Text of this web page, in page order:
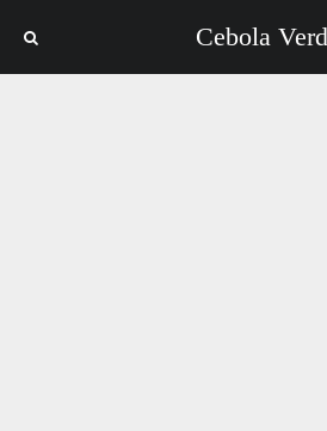
Cebola